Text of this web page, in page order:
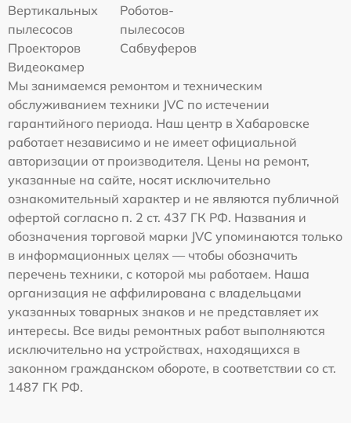
Вертикальных
пылесосов
Роботов-
пылесосов
Проекторов
Сабвуферов
Видеокамер
Мы занимаемся ремонтом и техническим
обслуживанием техники JVC по истечении
гарантийного периода. Наш центр в Хабаровске
работает независимо и не имеет официальной
авторизации от производителя. Цены на ремонт,
указанные на сайте, носят исключительно
ознакомительный характер и не являются публичной
офертой согласно п. 2 ст. 437 ГК РФ. Названия и
обозначения торговой марки JVC упоминаются только
в информационных целях — чтобы обозначить
перечень техники, с которой мы работаем. Наша
организация не аффилирована с владельцами
указанных товарных знаков и не представляет их
интересы. Все виды ремонтных работ выполняются
исключительно на устройствах, находящихся в
законном гражданском обороте, в соответствии со ст.
1487 ГК РФ.